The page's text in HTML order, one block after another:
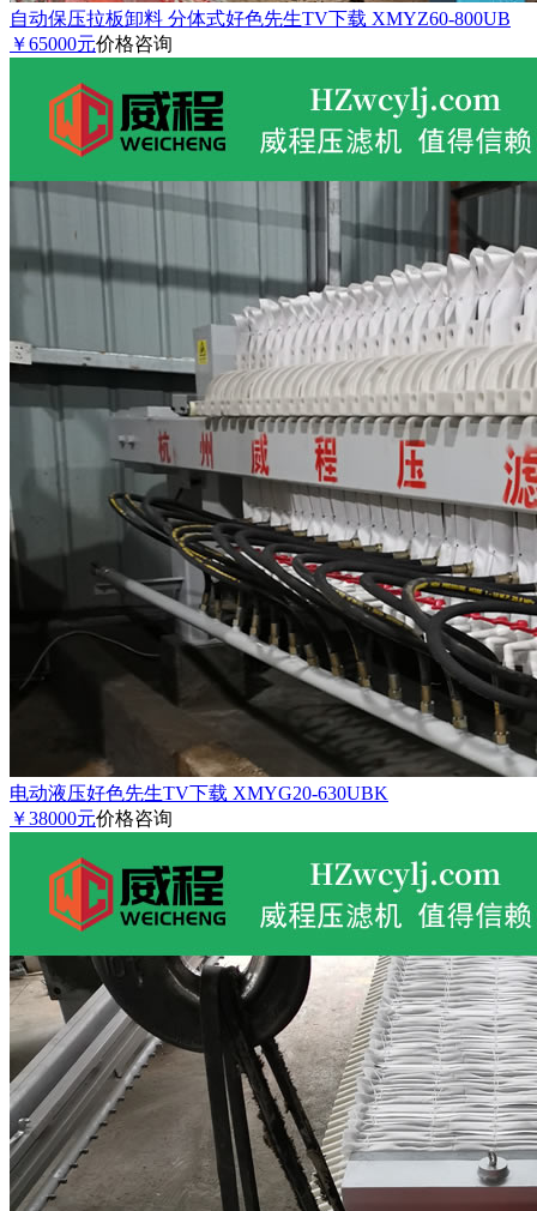
自动保压拉板卸料 分体式好色先生TV下载 XMYZ60-800UB
￥65000元价格咨询
电动液压好色先生TV下载 XMYG20-630UBK
￥38000元价格咨询